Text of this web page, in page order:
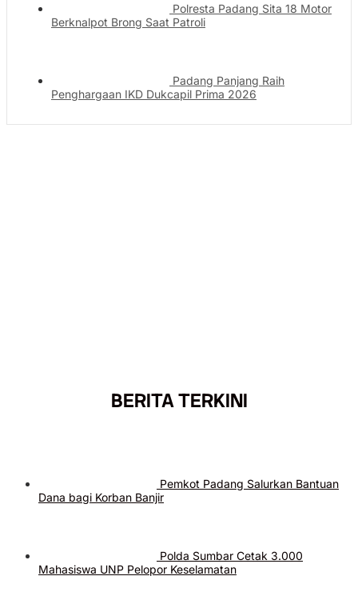
Polresta Padang Sita 18 Motor
Berknalpot Brong Saat Patroli
Padang Panjang Raih
Penghargaan IKD Dukcapil Prima 2026
BERITA TERKINI
Pemkot Padang Salurkan Bantuan
Dana bagi Korban Banjir
Polda Sumbar Cetak 3.000
Mahasiswa UNP Pelopor Keselamatan